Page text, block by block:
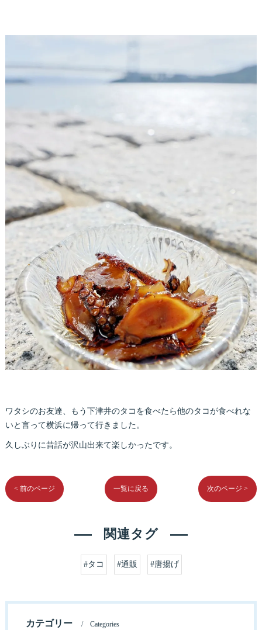
ワタシのお友達、もう下津井のタコを食べたら他のタコが食べれな
いと言って横浜に帰って行きました。
久しぶりに昔話が沢山出来て楽しかったです。
< 前のページ 一覧に戻る 次のページ >
関連タグ
#タコ #通販 #唐揚げ
カテゴリー Categories